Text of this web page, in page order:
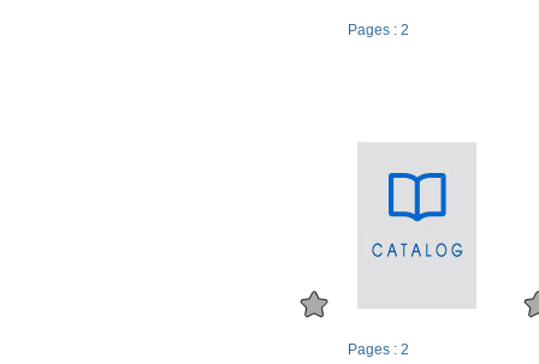
Pages : 2
Pages : 2